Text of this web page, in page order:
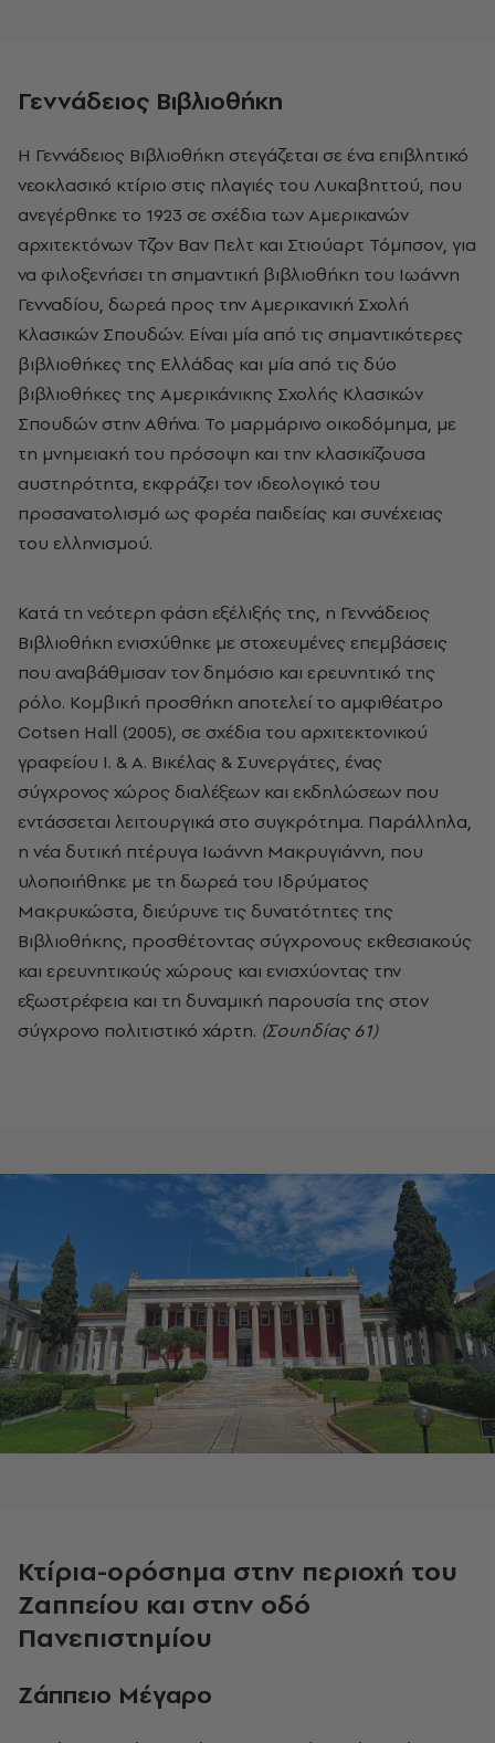
Γεννάδειος Βιβλιοθήκη
Η Γεννάδειος Βιβλιοθήκη στεγάζεται σε ένα επιβλητικό
νεοκλασικό κτίριο στις πλαγιές του Λυκαβηττού, που
ανεγέρθηκε το 1923 σε σχέδια των Αμερικανών
αρχιτεκτόνων Τζον Βαν Πελτ και Στιούαρτ Τόμπσον, για
να φιλοξενήσει τη σημαντική βιβλιοθήκη του Ιωάννη
Γενναδίου, δωρεά προς την Αμερικανική Σχολή
Κλασικών Σπουδών. Είναι μία από τις σημαντικότερες
βιβλιοθήκες της Ελλάδας και μία από τις δύο
βιβλιοθήκες της Αμερικάνικης Σχολής Κλασικών
Σπουδών στην Αθήνα. Το μαρμάρινο οικοδόμημα, με
τη μνημειακή του πρόσοψη και την κλασικίζουσα
αυστηρότητα, εκφράζει τον ιδεολογικό του
προσανατολισμό ως φορέα παιδείας και συνέχειας
του ελληνισμού.
Κατά τη νεότερη φάση εξέλιξής της, η Γεννάδειος
Βιβλιοθήκη ενισχύθηκε με στοχευμένες επεμβάσεις
που αναβάθμισαν τον δημόσιο και ερευνητικό της
ρόλο. Κομβική προσθήκη αποτελεί το αμφιθέατρο
Cotsen Hall (2005), σε σχέδια του αρχιτεκτονικού
γραφείου Ι. & Α. Βικέλας & Συνεργάτες, ένας
σύγχρονος χώρος διαλέξεων και εκδηλώσεων που
εντάσσεται λειτουργικά στο συγκρότημα. Παράλληλα,
η νέα δυτική πτέρυγα Ιωάννη Μακρυγιάννη, που
υλοποιήθηκε με τη δωρεά του Ιδρύματος
Μακρυκώστα, διεύρυνε τις δυνατότητες της
Βιβλιοθήκης, προσθέτοντας σύγχρονους εκθεσιακούς
και ερευνητικούς χώρους και ενισχύοντας την
εξωστρέφεια και τη δυναμική παρουσία της στον
σύγχρονο πολιτιστικό χάρτη. (Σουηδίας 61)
Κτίρια-ορόσημα στην περιοχή του
Ζαππείου και στην οδό
Πανεπιστημίου
Zάππειο Μέγαρο